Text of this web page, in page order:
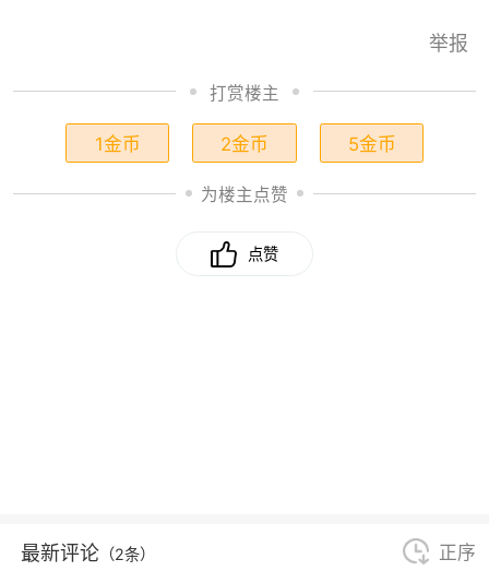
举报
打赏楼主
1金币 2金币 5金币
为楼主点赞
点赞
最新评论 （2条） 正序